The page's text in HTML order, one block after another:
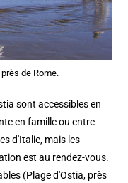
de Rome.
sont accessibles en
en famille ou entre
d'Italie, mais les
est au rendez-vous.
(Plage d'Ostia, près